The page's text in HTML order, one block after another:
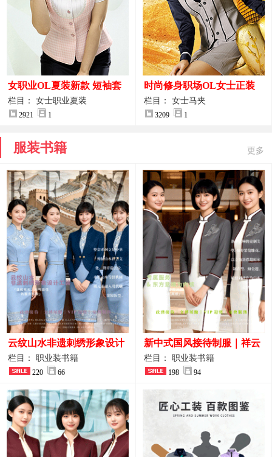
女职业OL夏装新款 短袖套
装女正装
栏目： 女士职业夏装
2921 1
时尚修身职场OL女士正装
马甲拍摄大图
栏目： 女士马夹
3209 1
服装书籍 更多
云纹山水非遗刺绣形象设计
工装｜会议礼仪接待人员制
服画册
栏目： 职业装书籍
220 66
新中式国风接待制服｜祥云
刺绣打造高端厅堂东方美学
栏目： 职业装书籍
198 94